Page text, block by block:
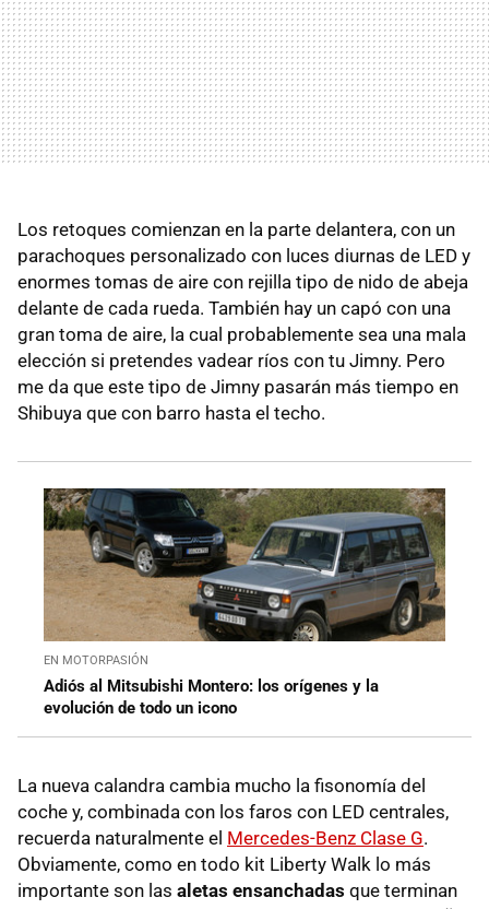
Los retoques comienzan en la parte delantera, con un
parachoques personalizado con luces diurnas de LED y
enormes tomas de aire con rejilla tipo de nido de abeja
delante de cada rueda. También hay un capó con una
gran toma de aire, la cual probablemente sea una mala
elección si pretendes vadear ríos con tu Jimny. Pero
me da que este tipo de Jimny pasarán más tiempo en
Shibuya que con barro hasta el techo.
EN MOTORPASIÓN
Adiós al Mitsubishi Montero: los orígenes y la
evolución de todo un icono
La nueva calandra cambia mucho la fisonomía del
coche y, combinada con los faros con LED centrales,
recuerda naturalmente el Mercedes-Benz Clase G.
Obviamente, como en todo kit Liberty Walk lo más
importante son las aletas ensanchadas que terminan